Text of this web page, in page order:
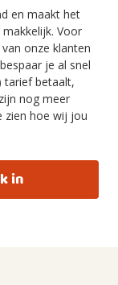
en maakt het
Voor
onze klanten
je al snel
tarief betaalt,
nog meer
zien hoe wij jou
in